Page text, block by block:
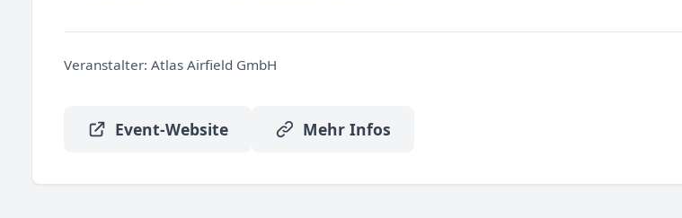
Veranstalter: Atlas Airfield GmbH
Event-Website Mehr Infos